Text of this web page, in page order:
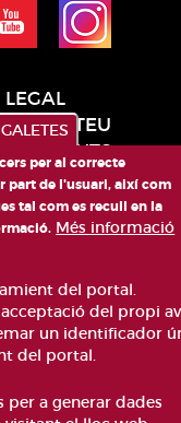
LEGAL
GALETES
per al correcte
part de l'usuari, així com
tal com es recull en la
Més informació
del portal.
del propi
un identificador
del portal.
per a generar dades